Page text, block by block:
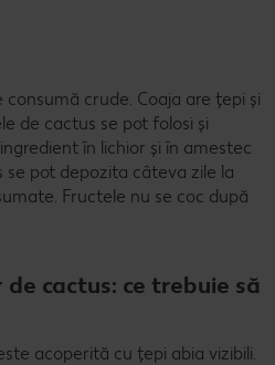
crude. Coaja are țepi și
de cactus se pot folosi și
în lichior și în amestec
se pot depozita câteva zile la
Fructele nu se coc după
cactus: ce trebuie să
acoperită cu țepi abia vizibili.